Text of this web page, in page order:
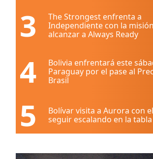
3
The Strongest enfrenta a
Independiente con la
alcanzar a Always Ready
4
Bolivia enfrentará este
Paraguay por el pase al
Brasil
5
Bolívar visita a Aurora con
seguir escalando en la tabla